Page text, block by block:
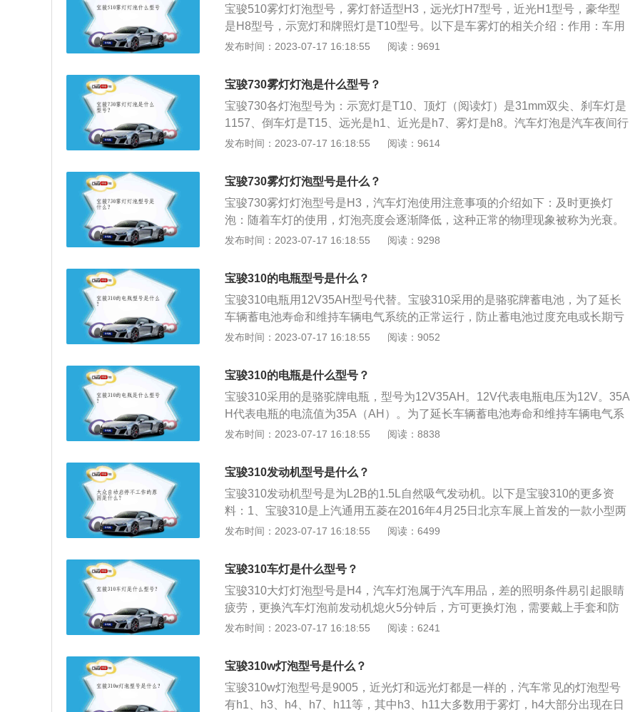
宝骏510雾灯灯泡型号，雾灯舒适型H3，远光灯H7型号，近光H1型号，豪华型
是H8型号，示宽灯和牌照灯是T10型号。以下是车雾灯的相关介绍：作用：车用
后雾灯是指在雾、雪、雨或尘埃弥漫等能见度较低的环境中，为使车辆后方其他
注意事项：由于防雾灯亮度高、穿透性强，不会因雾气而产生漫反射，所以正确
使用能够有效预防事故的发生。在有雾的天气，前后雾灯通常一起使用。
发布时间：2023-07-17 16:18:55 阅读：9691
宝骏730雾灯灯泡是什么型号？
宝骏730各灯泡型号为：示宽灯是T10、顶灯（阅读灯）是31mm双尖、刹车灯是
1157、倒车灯是T15、远光是h1、近光是h7、雾灯是h8。汽车灯泡是汽车夜间行
驶中确保行驶安全，照明道路的灯泡。宝骏730是上汽通用旗下的一款7座家用
方式为前置前驱，搭载1.5l涡轮增压发动机，匹配的是6挡手动变速箱（MT）。
发布时间：2023-07-17 16:18:55 阅读：9614
宝骏730雾灯灯泡型号是什么？
宝骏730雾灯灯泡型号是H3，汽车灯泡使用注意事项的介绍如下：及时更换灯
泡：随着车灯的使用，灯泡亮度会逐渐降低，这种正常的物理现象被称为光衰。
车灯变暗容易引发事故，因此车灯一旦变暗应及时更换，不可等到坏掉才换。选
万公里成对更换灯泡。灯泡的选择：如果色温超过6000K，光的穿透力下降，不
利于雨雾天气驾驶，应选择安全、有效色温的汽车灯泡。
发布时间：2023-07-17 16:18:55 阅读：9298
宝骏310的电瓶型号是什么？
宝骏310电瓶用12V35AH型号代替。宝骏310采用的是骆驼牌蓄电池，为了延长
车辆蓄电池寿命和维持车辆电气系统的正常运行，防止蓄电池过度充电或长期亏
电。电瓶维护保养需要注意的问题：定期启动汽车：蓄电池长久不用，其会慢慢
及时充电：当显示蓄电量不足时，要及时充电。蓄电池的蓄电量可以在仪表板上
反映出来。定期检查电池：日常行车时应经常检查蓄电池盖上的小孔是否通气。
倘若蓄电池盖小孔被堵，产生的氢气和氧气排不出去，电解液膨胀时，会把蓄电
池外壳撑破，影响蓄电池寿命。
发布时间：2023-07-17 16:18:55 阅读：9052
宝骏310的电瓶是什么型号？
宝骏310采用的是骆驼牌电瓶，型号为12V35AH。12V代表电瓶电压为12V。35A
H代表电瓶的电流值为35A（AH）。为了延长车辆蓄电池寿命和维持车辆电气系
统的正常运行，防止蓄电池过度充电或长期亏电。当电池的电压不足且灯光暗
了重要的作用，如果它不能正常供电，则发动机和车上电系统就会跟着出问题或
者停转。因此平时就必须细心保养它，才能避免发动机不能启动或是车行半途突
然熄火的窘境。致使蓄电池损坏的原因有很多，比如在极板上部及下部沉积有污
物，引起短路；受污物污染（例如受到盐酸、海水、有机酸等污染）；电解液比
重太高；电极板变形造成正极板与包极板互相接触，从而产生短路现象；蓄电池
发布时间：2023-07-17 16:18:55 阅读：8838
宝骏310发动机型号是什么？
宝骏310发动机型号是为L2B的1.5L自然吸气发动机。以下是宝骏310的更多资
料：1、宝骏310是上汽通用五菱在2016年4月25日北京车展上首发的一款小型两
厢轿车，宝骏310运用了深色配色。座椅为双色搭配，黑色和橙色，凸显运动元
铬饰圈自发光组合仪表。2、宝骏310匹配AMT变速箱，采用旋钮+拨片式的换挡
机构。安全方面，搭载的ABS制动防抱死系统+EBD制动力分配系统。
发布时间：2023-07-17 16:18:55 阅读：6499
宝骏310车灯是什么型号？
宝骏310大灯灯泡型号是H4，汽车灯泡属于汽车用品，差的照明条件易引起眼睛
疲劳，更换汽车灯泡前发动机熄火5分钟后，方可更换灯泡，需要戴上手套和防
护镜。以下是相关资料：1.更换大灯灯泡之前，为避免在更换灯泡时被发动机舱
应戴上手套，既能保护自己的双手，也便于操作。2.汽车大灯，作为汽车的眼
睛，不仅关系到一个车主的外在形象，更与夜间开车或坏天气条件下的安全驾驶
紧密联系。在日间行车过程中，灯光能起到良好的提示与沟通的作用。
发布时间：2023-07-17 16:18:55 阅读：6241
宝骏310w灯泡型号是什么？
宝骏310w灯泡型号是9005，近光灯和远光灯都是一样的，汽车常见的灯泡型号
有h1、h3、h4、h7、h11等，其中h3、h11大多数用于雾灯，h4大部分出现在日